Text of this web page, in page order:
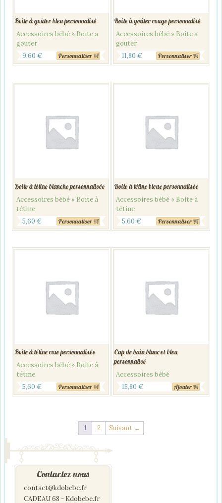
Boite à goûter bleu personnalisé
Accessoires bébé » Boite a
gouter
9,60 € Personnaliser
Boite à goûter rouge personnalisé
Accessoires bébé » Boite a
gouter
11,80 € Personnaliser
Boite à tétine blanche personnalisée
Accessoires bébé » Boite à
tétine
5,60 € Personnaliser
Boite à tétine bleue personnalisée
Accessoires bébé » Boite à
tétine
5,60 € Personnaliser
Boite à tétine rose personnalisée
Accessoires bébé » Boite à
tétine
5,60 € Personnaliser
Cap de bain blanc et bleu
personnalisé
Accessoires bébé
15,80 € Ajouter
1 2 Suivant →
Contactez-nous
contact@kdobebe.fr
CADEAU 68 - Kdobebe.fr